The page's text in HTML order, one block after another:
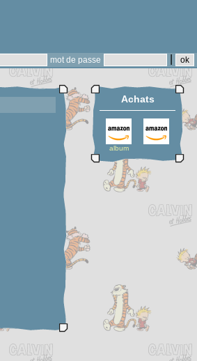
mot de passe
Achats
album